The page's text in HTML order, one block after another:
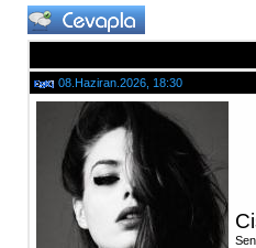
08.Haziran.2026, 18:30